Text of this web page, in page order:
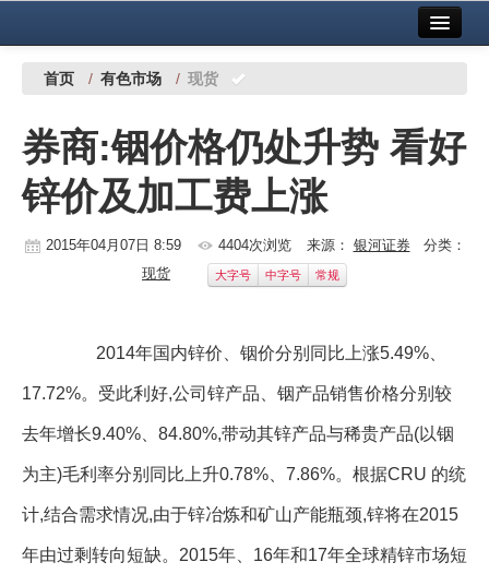
中国有色金属报社主办 广告服务
铜镍铅锌
铝
稀有稀土
地矿 建设
党建工作
企业文化
《资源再生》杂志
首页 / 有色市场 / 现货
券商:铟价格仍处升势 看好
锌价及加工费上涨
2015年04月07日 8:59 4404次浏览 来源： 银河证券分类：
现货
大字号 中字号 常规
2014年国内锌价、铟价分别同比上涨5.49%、
17.72%。受此利好,公司锌产品、铟产品销售价格分别较
去年增长9.40%、84.80%,带动其锌产品与稀贵产品(以铟
为主)毛利率分别同比上升0.78%、7.86%。根据CRU 的统
计,结合需求情况,由于锌冶炼和矿山产能瓶颈,锌将在2015
年由过剩转向短缺。2015年、16年和17年全球精锌市场短